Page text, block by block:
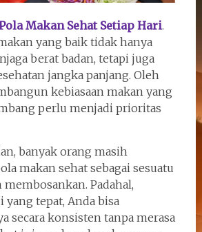
Makan Sehat Setiap Hari.
yang baik tidak hanya
berat badan, tetapi juga
jangka panjang. Oleh
kebiasaan makan yang
perlu menjadi prioritas
banyak orang masih
makan sehat sebagai sesuatu
Padahal,
yang tepat, Anda bisa
secara konsisten tanpa merasa